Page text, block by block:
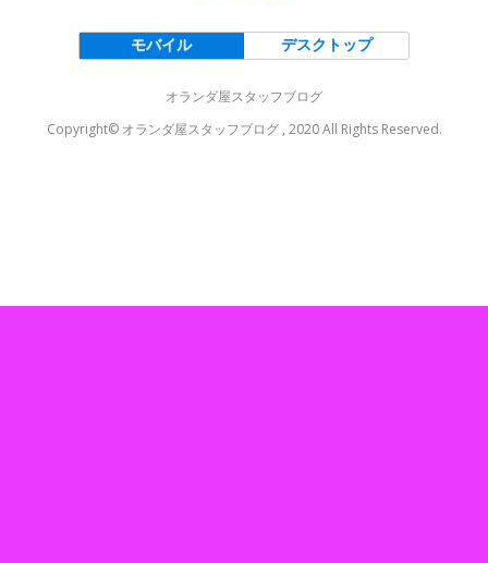
モバイル デスクトップ
オランダ屋スタッフブログ
Copyright© オランダ屋スタッフブログ , 2020 All Rights Reserved.